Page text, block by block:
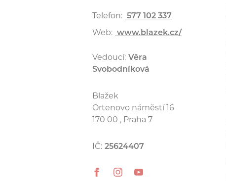
Telefon: 577 102 337
Web: www.blazek.cz/
Vedoucí: Věra
Svobodníková
Blažek
Ortenovo náměstí 16
170 00 , Praha 7
IČ: 25624407